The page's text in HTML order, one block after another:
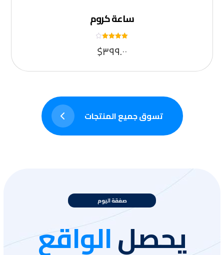
ساعة كروم
٤
من ٥
$٣٩٩.٠٠
تسوق جميع المنتجات
صفقة اليوم
يحصلالواقع